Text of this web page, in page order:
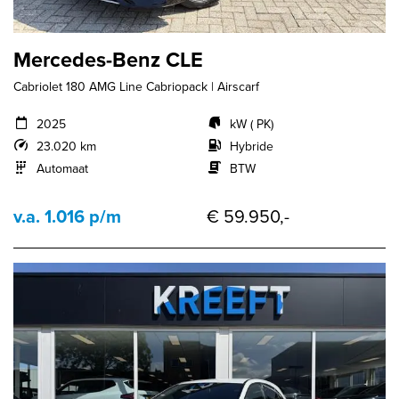
Mercedes-Benz CLE
Cabriolet 180 AMG Line Cabriopack | Airscarf
2025
23.020 km
Automaat
kW ( PK)
Hybride
BTW
v.a. 1.016 p/m € 59.950,-